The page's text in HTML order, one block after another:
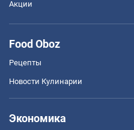
Акции
Food Oboz
Рецепты
Новости Кулинарии
Экономика